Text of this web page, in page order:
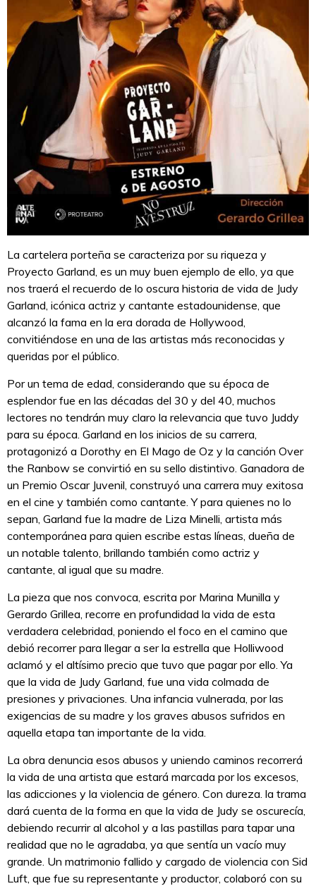
La cartelera porteña se caracteriza por su riqueza y
Proyecto Garland, es un muy buen ejemplo de ello, ya que
nos traerá el recuerdo de lo oscura historia de vida de Judy
Garland, icónica actriz y cantante estadounidense, que
alcanzó la fama en la era dorada de Hollywood,
convitiéndose en una de las artistas más reconocidas y
queridas por el público.
Por un tema de edad, considerando que su época de
esplendor fue en las décadas del 30 y del 40, muchos
lectores no tendrán muy claro la relevancia que tuvo Juddy
para su época. Garland en los inicios de su carrera,
protagonizó a Dorothy en El Mago de Oz y la canción Over
the Ranbow se convirtió en su sello distintivo. Ganadora de
un Premio Oscar Juvenil, construyó una carrera muy exitosa
en el cine y también como cantante. Y para quienes no lo
sepan, Garland fue la madre de Liza Minelli, artista más
contemporánea para quien escribe estas líneas, dueña de
un notable talento, brillando también como actriz y
cantante, al igual que su madre.
La pieza que nos convoca, escrita por Marina Munilla y
Gerardo Grillea, recorre en profundidad la vida de esta
verdadera celebridad, poniendo el foco en el camino que
debió recorrer para llegar a ser la estrella que Holliwood
aclamó y el altísimo precio que tuvo que pagar por ello. Ya
que la vida de Judy Garland, fue una vida colmada de
presiones y privaciones. Una infancia vulnerada, por las
exigencias de su madre y los graves abusos sufridos en
aquella etapa tan importante de la vida.
La obra denuncia esos abusos y uniendo caminos recorrerá
la vida de una artista que estará marcada por los excesos,
las adicciones y la violencia de género. Con dureza. la trama
dará cuenta de la forma en que la vida de Judy se oscurecía,
debiendo recurrir al alcohol y a las pastillas para tapar una
realidad que no le agradaba, ya que sentía un vacío muy
grande. Un matrimonio fallido y cargado de violencia con Sid
Luft, que fue su representante y productor, colaboró con su